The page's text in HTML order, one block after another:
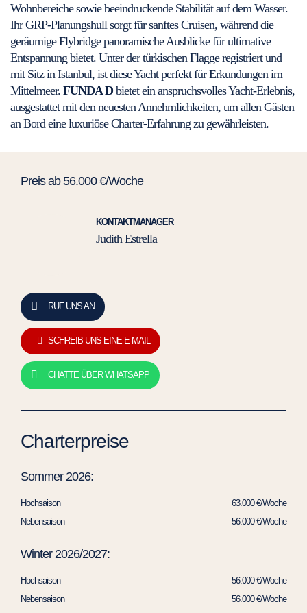
Wohnbereiche sowie beeindruckende Stabilität auf dem Wasser.
Ihr GRP-Planungshull sorgt für sanftes Cruisen, während die
geräumige Flybridge panoramische Ausblicke für ultimative
Entspannung bietet. Unter der türkischen Flagge registriert und
mit Sitz in Istanbul, ist diese Yacht perfekt für Erkundungen im
Mittelmeer. FUNDA D bietet ein anspruchsvolles Yacht-Erlebnis,
ausgestattet mit den neuesten Annehmlichkeiten, um allen Gästen
an Bord eine luxuriöse Charter-Erfahrung zu gewährleisten.
Preis ab 56.000 €/Woche
KONTAKTMANAGER
Judith Estrella
RUF UNS AN
SCHREIB UNS EINE E-MAIL
CHATTE ÜBER WHATSAPP
Charterpreise
Sommer 2026:
Hochsaison
63.000 €/Woche
Nebensaison
56.000 €/Woche
Winter 2026/2027:
Hochsaison
56.000 €/Woche
Nebensaison
56.000 €/Woche